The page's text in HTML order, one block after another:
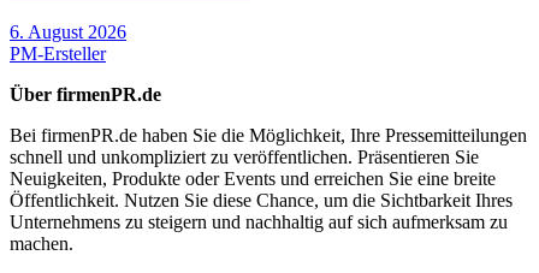
6. August 2026
PM-Ersteller
Über firmenPR.de
Bei firmenPR.de haben Sie die Möglichkeit, Ihre Pressemitteilungen
schnell und unkompliziert zu veröffentlichen. Präsentieren Sie
Neuigkeiten, Produkte oder Events und erreichen Sie eine breite
Öffentlichkeit. Nutzen Sie diese Chance, um die Sichtbarkeit Ihres
Unternehmens zu steigern und nachhaltig auf sich aufmerksam zu
machen.